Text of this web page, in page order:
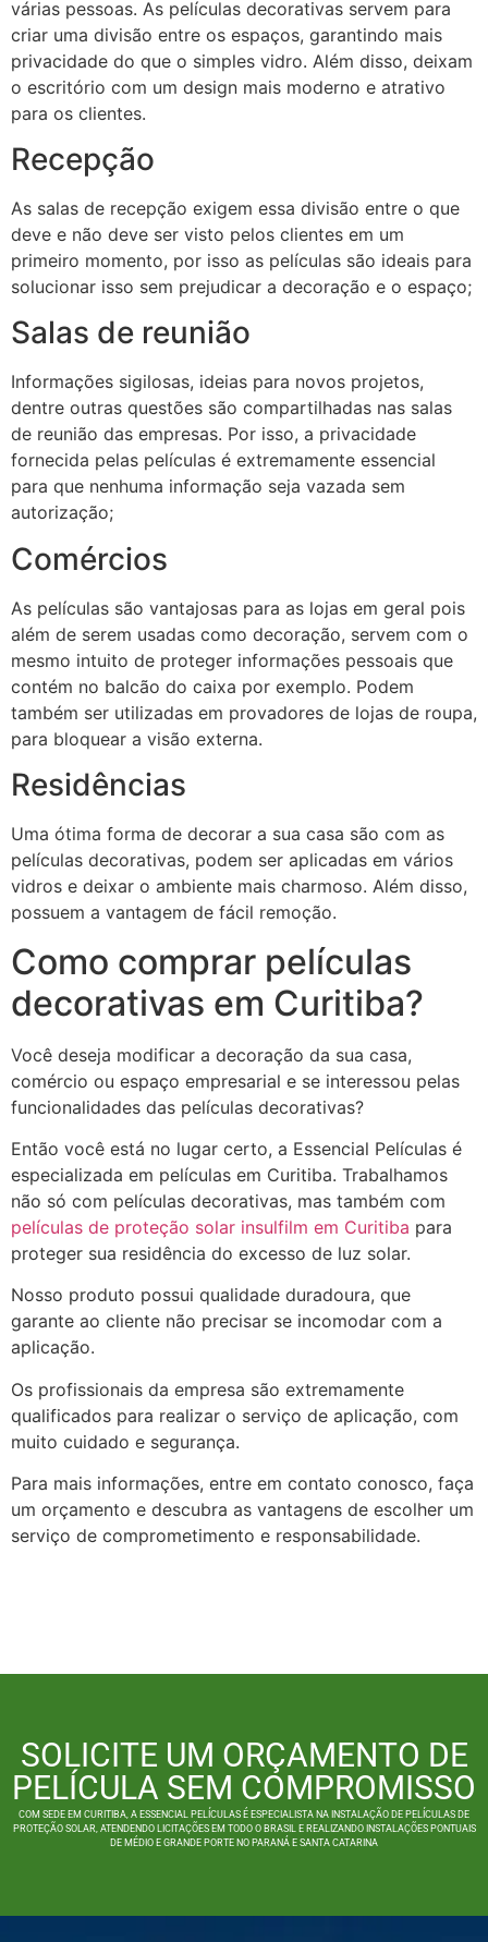
várias pessoas. As películas decorativas servem para
criar uma divisão entre os espaços, garantindo mais
privacidade do que o simples vidro. Além disso, deixam
o escritório com um design mais moderno e atrativo
para os clientes.
Recepção
As salas de recepção exigem essa divisão entre o que
deve e não deve ser visto pelos clientes em um
primeiro momento, por isso as películas são ideais para
solucionar isso sem prejudicar a decoração e o espaço;
Salas de reunião
Informações sigilosas, ideias para novos projetos,
dentre outras questões são compartilhadas nas salas
de reunião das empresas. Por isso, a privacidade
fornecida pelas películas é extremamente essencial
para que nenhuma informação seja vazada sem
autorização;
Comércios
As películas são vantajosas para as lojas em geral pois
além de serem usadas como decoração, servem com o
mesmo intuito de proteger informações pessoais que
contém no balcão do caixa por exemplo. Podem
também ser utilizadas em provadores de lojas de roupa,
para bloquear a visão externa.
Residências
Uma ótima forma de decorar a sua casa são com as
películas decorativas, podem ser aplicadas em vários
vidros e deixar o ambiente mais charmoso. Além disso,
possuem a vantagem de fácil remoção.
Como comprar películas
decorativas em Curitiba?
Você deseja modificar a decoração da sua casa,
comércio ou espaço empresarial e se interessou pelas
funcionalidades das películas decorativas?
Então você está no lugar certo, a Essencial Películas é
especializada em películas em Curitiba. Trabalhamos
não só com películas decorativas, mas também com
películas de proteção solar insulfilm em Curitiba para
proteger sua residência do excesso de luz solar.
Nosso produto possui qualidade duradoura, que
garante ao cliente não precisar se incomodar com a
aplicação.
Os profissionais da empresa são extremamente
qualificados para realizar o serviço de aplicação, com
muito cuidado e segurança.
Para mais informações, entre em contato conosco, faça
um orçamento e descubra as vantagens de escolher um
serviço de comprometimento e responsabilidade.
SOLICITE UM ORÇAMENTO DE
PELÍCULA SEM COMPROMISSO
COM SEDE EM CURITIBA, A ESSENCIAL PELÍCULAS É ESPECIALISTA NA INSTALAÇÃO DE PELÍCULAS DE
PROTEÇÃO SOLAR, ATENDENDO LICITAÇÕES EM TODO O BRASIL E REALIZANDO INSTALAÇÕES PONTUAIS
DE MÉDIO E GRANDE PORTE NO PARANÁ E SANTA CATARINA